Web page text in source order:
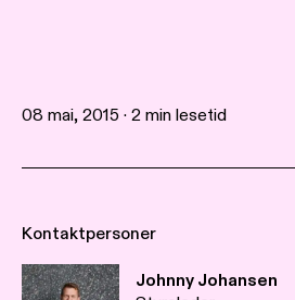
08 mai, 2015 · 2 min lesetid
Kontaktpersoner
Johnny Johansen